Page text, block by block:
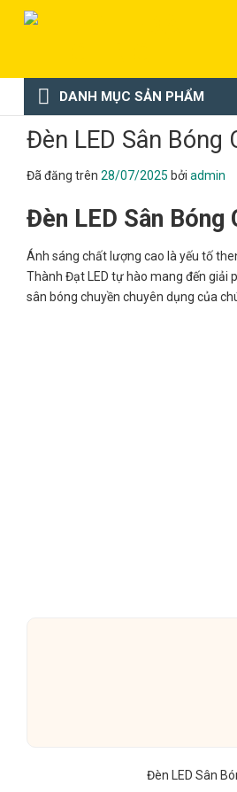
Chuyển
dung
DANH MỤC SẢN PHẨM
Đèn LED Sân Bóng
Đã đăng trên 28/07/2025 bởi admin
Đèn LED Sân
Ánh sáng chất lượng cao là yếu tố
Thành Đạt LED tự hào mang đến giải
sân bóng chuyền chuyên dụng của
Đèn LED Sân